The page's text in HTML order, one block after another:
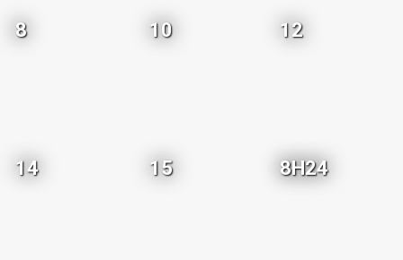
8 10 12
14 15 8H24